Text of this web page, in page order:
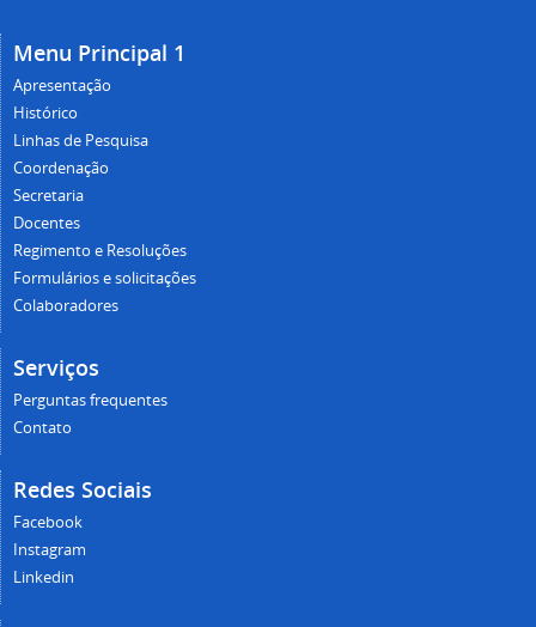
Menu Principal 1
Apresentação
Histórico
Linhas de Pesquisa
Coordenação
Secretaria
Docentes
Regimento e Resoluções
Formulários e solicitações
Colaboradores
Serviços
Perguntas frequentes
Contato
Redes Sociais
Facebook
Instagram
Linkedin